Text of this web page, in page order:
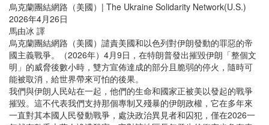
烏克蘭團結網路（美國）| The Ukraine Solidarity Network(U.S.)
2026年4月26日
馬由冰 譯
烏克蘭團結網路（美國）譴責美國和以色列對伊朗發動的罪惡的帝
國主義戰爭。（2026年）4月9日，在特朗普發出摧毀伊朗「整個文
明」的威脅後數小時，雙方宣佈達成的部分且脆弱的停火，隨時可
能被取消，給世界帶來可怕的後果。
我們與伊朗人民站在一起，他們的生命和國家正被美以發起的戰爭
摧毀。這不代表我們支持那個專制又殘暴的伊朗政權，它在多年來
一直對其本國人民發動戰爭，處決政治異見者和囚犯，僅在2026一